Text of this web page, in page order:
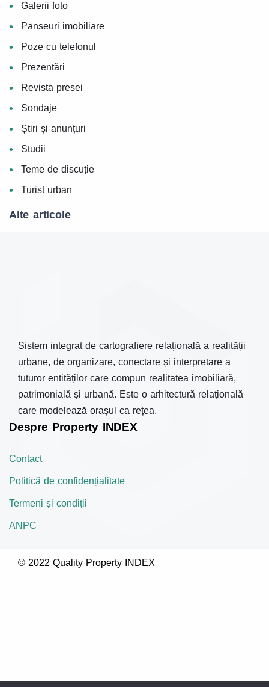
Galerii foto
Panseuri imobiliare
Poze cu telefonul
Prezentări
Revista presei
Sondaje
Știri și anunțuri
Studii
Teme de discuție
Turist urban
Alte articole
Sistem integrat de cartografiere relațională a realității
urbane, de organizare, conectare și interpretare a
tuturor entităților care compun realitatea imobiliară,
patrimonială și urbană. Este o arhitectură relațională
care modelează orașul ca rețea.
Despre Property INDEX
Contact
Politică de confidențialitate
Termeni și condiții
ANPC
© 2022 Quality Property INDEX